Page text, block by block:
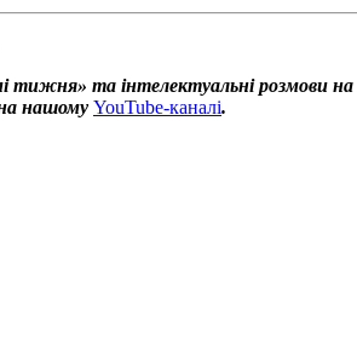
тижня» та інтелектуальні розмови
на нашому YouTube-каналі.